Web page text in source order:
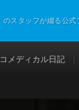
のスタッフが綴る公
コメディカル日記